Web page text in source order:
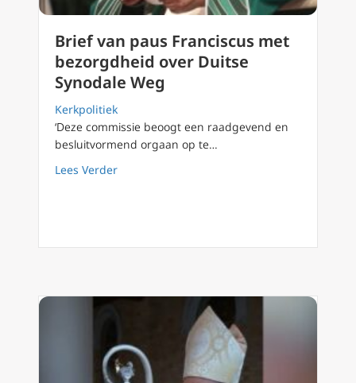
Brief van paus Franciscus met
bezorgdheid over Duitse
Synodale Weg
Kerkpolitiek
‘Deze commissie beoogt een raadgevend en
besluitvormend orgaan op te…
Lees Verderabout Brief van paus Franciscus met